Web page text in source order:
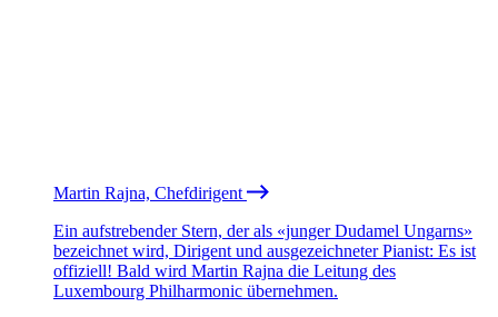
Martin Rajna, Chefdirigent
Ein aufstrebender Stern, der als «junger Dudamel Ungarns»
bezeichnet wird, Dirigent und ausgezeichneter Pianist: Es ist
offiziell! Bald wird Martin Rajna die Leitung des
Luxembourg Philharmonic übernehmen.